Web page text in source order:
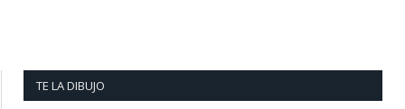
TE LA DIBUJO